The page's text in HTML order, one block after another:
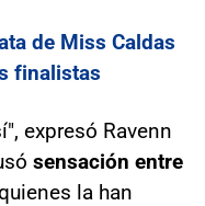
de Miss Caldas
finalistas
expresó Ravenn
sensación entre
la han